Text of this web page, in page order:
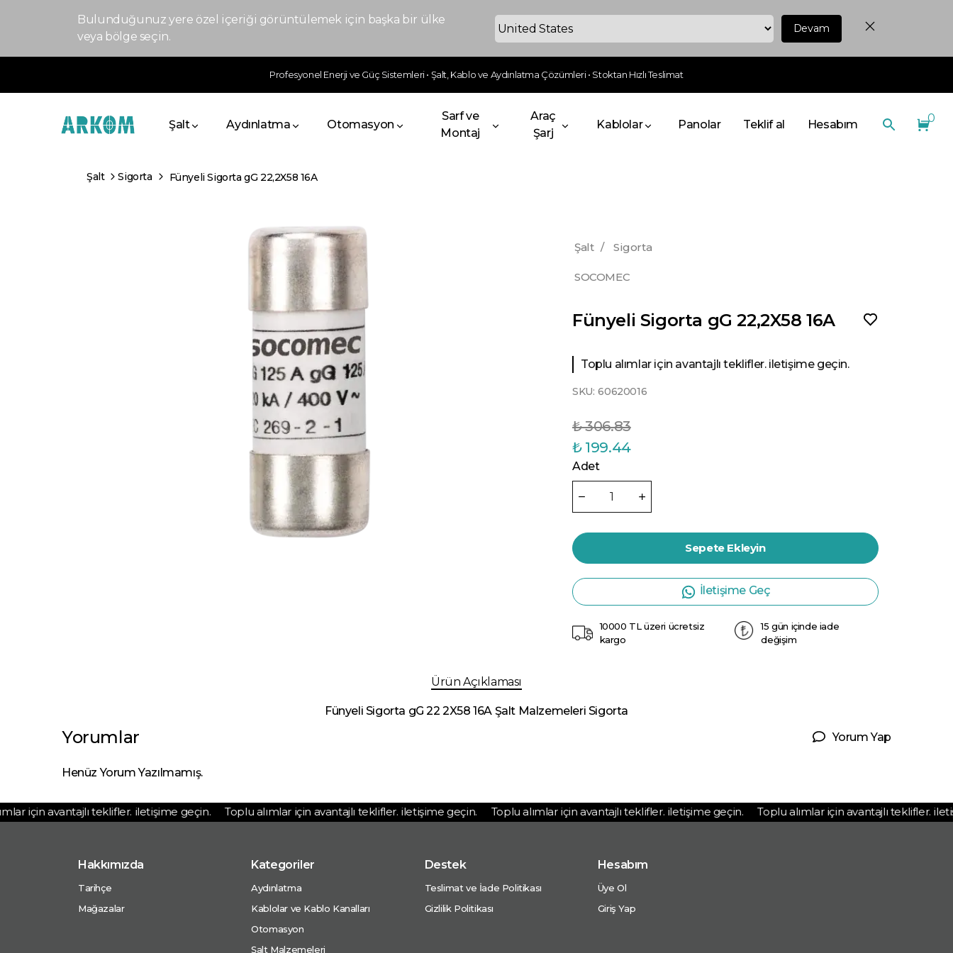
Bulunduğunuz yere özel içeriği görüntülemek için başka bir ülke
veya bölge seçin.
Devam
Profesyonel Enerji ve Güç Sistemleri • Şalt, Kablo ve Aydınlatma Çözümleri • Stoktan Hızlı Teslimat
Şalt Aydınlatma Otomasyon
Sarf ve
Montaj
Araç
Şarj
Kablolar Panolar Teklif al Hesabım 0
Şalt Sigorta Fünyeli Sigorta gG 22,2X58 16A
Şalt / Sigorta
SOCOMEC
Fünyeli Sigorta gG 22,2X58 16A
Toplu alımlar için avantajlı teklifler. iletişime geçin.
SKU: 60620016
₺ 306.83
₺ 199.44
Adet
Sepete Ekleyin
İletişime Geç
10000 TL üzeri ücretsiz
kargo
15 gün içinde iade
değişim
Ürün Açıklaması
Fünyeli Sigorta gG 22 2X58 16A Şalt Malzemeleri Sigorta
Yorumlar Yorum Yap
Henüz Yorum Yazılmamış.
için avantajlı teklifler. iletişime geçin. Toplu alımlar için avantajlı teklifler. iletişime geçin. Toplu alımlar için avantajlı teklifler. iletişime geçin. Toplu alımlar için avantajlı teklifler.
Hakkımızda
Tarihçe
Mağazalar
Kategoriler
Aydınlatma
Kablolar ve Kablo Kanalları
Otomasyon
Şalt Malzemeleri
Destek
Teslimat ve İade Politikası
Gizlilik Politikası
Hesabım
Üye Ol
Giriş Yap